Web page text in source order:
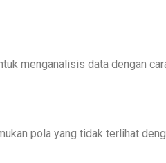
menganalisis data dengan
pola yang tidak terlihat